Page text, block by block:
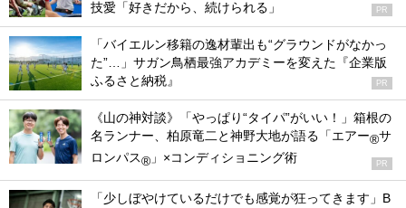
技愛「好きだから、続けられる」
PR
「バイエルン移籍の逸材輩出も“グラウンドがなかっ
た”…」サガン鳥栖最強アカデミーを変えた『企業版
ふるさと納税』
PR
《山の神対談》「やっぱり“タイパ”がいい！」箱根の
名ランナー、柏原竜二と神野大地が語る「エアー®サ
ロンパス® 」×コンディショニング術 PR
「少しぼやけているだけでも感覚が狂ってきます」B